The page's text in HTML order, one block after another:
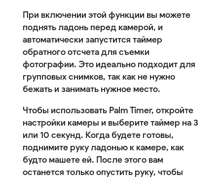
При включении этой функции вы можете
поднять ладонь перед камерой, и
автоматически запустится таймер
обратного отсчета для съемки
фотографии. Это идеально подходит для
групповых снимков, так как не нужно
бежать и занимать нужное место.
Чтобы использовать Palm Timer, откройте
настройки камеры и выберите таймер на 3
или 10 секунд. Когда будете готовы,
поднимите руку ладонью к камере, как
будто машете ей. После этого вам
останется только опустить руку, чтобы